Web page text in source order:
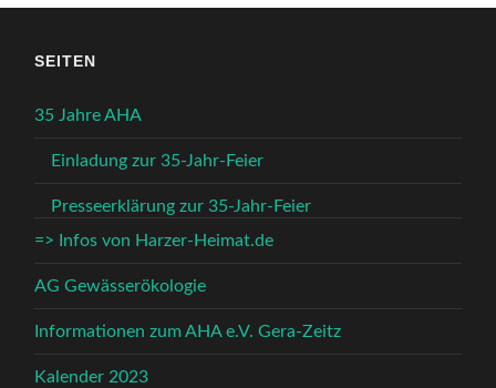
SEITEN
35 Jahre AHA
Einladung zur 35-Jahr-Feier
Presseerklärung zur 35-Jahr-Feier
=> Infos von Harzer-Heimat.de
AG Gewässerökologie
Informationen zum AHA e.V. Gera-Zeitz
Kalender 2023